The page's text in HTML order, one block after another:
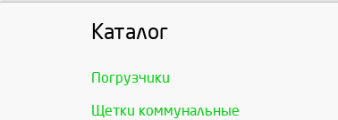
Каталог
Погрузчики
Щетки коммунальные